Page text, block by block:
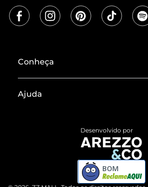
Conheça
Termos de Uso
ZZ MALL é confiável
Ajuda
Compre pelo WhatsApp
Desenvolvido por
BOM